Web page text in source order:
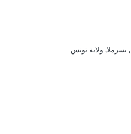
, ىسرملا, ولاية تونس